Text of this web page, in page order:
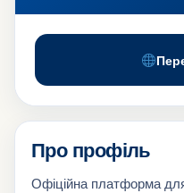
Про профіль
Офіційна платформа